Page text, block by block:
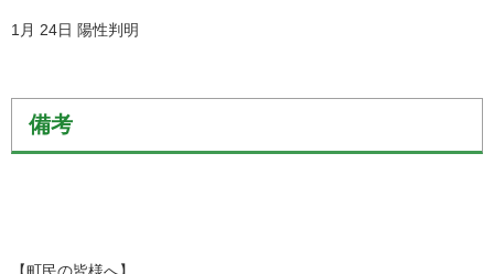
1月 24日 陽性判明
備考